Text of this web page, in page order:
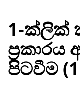
1-ක්ලික්
පිටවීම